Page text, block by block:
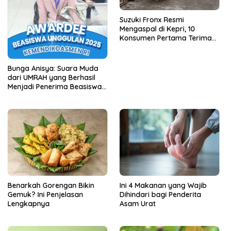
Bunga Anisya: Suara Muda
dari UMRAH yang Berhasil
Menjadi Penerima Beasiswa
Suzuki Fronx Resmi
Mengaspal di Kepri, 10
Konsumen Pertama Terima
Benarkah Gorengan Bikin
Gemuk? Ini Penjelasan
Lengkapnya
Ini 4 Makanan yang Wajib
Dihindari bagi Penderita
Asam Urat